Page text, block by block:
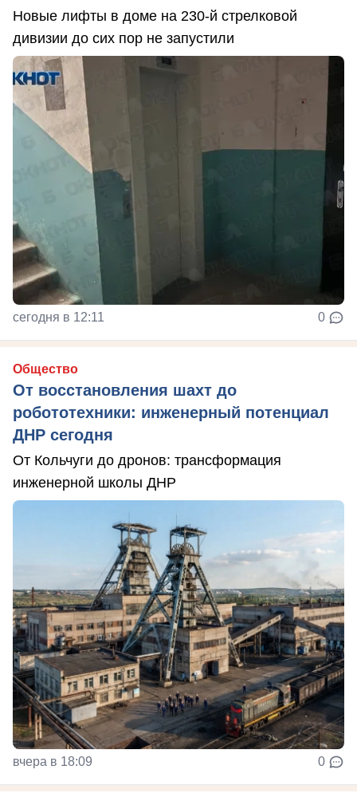
Новые лифты в доме на 230-й стрелковой
дивизии до сих пор не запустили
сегодня в 12:11 0
Общество
От восстановления шахт до
робототехники: инженерный потенциал
ДНР сегодня
От Кольчуги до дронов: трансформация
инженерной школы ДНР
вчера в 18:09 0